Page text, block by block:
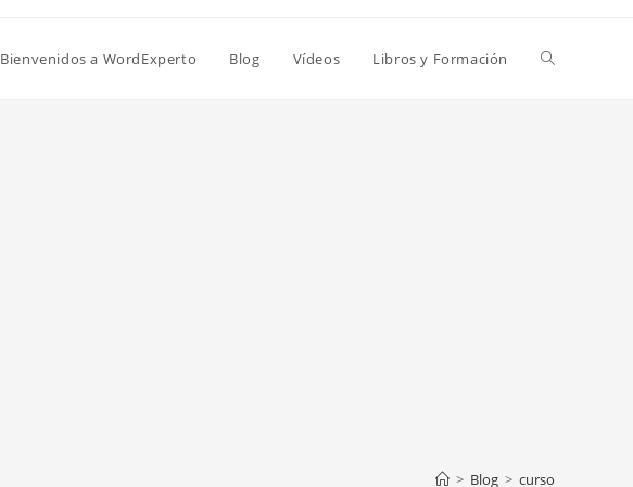
Bienvenidos a WordExperto Blog Vídeos Libros y Formación Alternar
> Blog > curso